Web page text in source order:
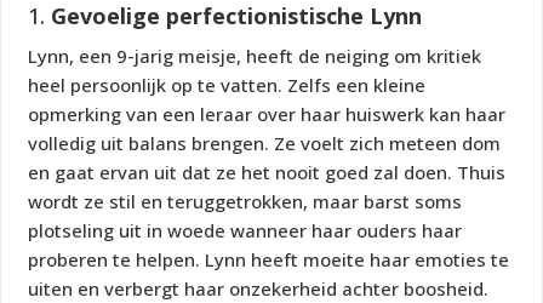
1. Gevoelige perfectionistische Lynn
Lynn, een 9-jarig meisje, heeft de neiging om kritiek
heel persoonlijk op te vatten. Zelfs een kleine
opmerking van een leraar over haar huiswerk kan haar
volledig uit balans brengen. Ze voelt zich meteen dom
en gaat ervan uit dat ze het nooit goed zal doen. Thuis
wordt ze stil en teruggetrokken, maar barst soms
plotseling uit in woede wanneer haar ouders haar
proberen te helpen. Lynn heeft moeite haar emoties te
uiten en verbergt haar onzekerheid achter boosheid.